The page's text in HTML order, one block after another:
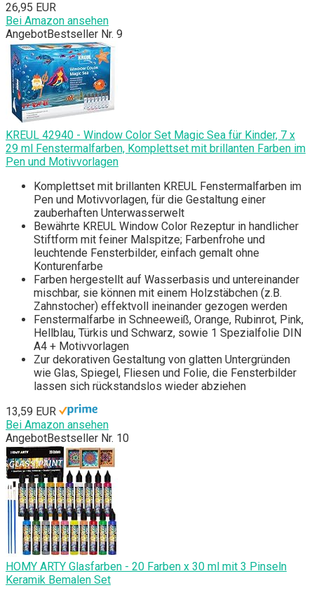
26,95 EUR
Bei Amazon ansehen
AngebotBestseller Nr. 9
KREUL 42940 - Window Color Set Magic Sea für Kinder, 7 x
29 ml Fenstermalfarben, Komplettset mit brillanten Farben im
Pen und Motivvorlagen
Komplettset mit brillanten KREUL Fenstermalfarben im
Pen und Motivvorlagen, für die Gestaltung einer
zauberhaften Unterwasserwelt
Bewährte KREUL Window Color Rezeptur in handlicher
Stiftform mit feiner Malspitze; Farbenfrohe und
leuchtende Fensterbilder, einfach gemalt ohne
Konturenfarbe
Farben hergestellt auf Wasserbasis und untereinander
mischbar, sie können mit einem Holzstäbchen (z.B.
Zahnstocher) effektvoll ineinander gezogen werden
Fenstermalfarbe in Schneeweiß, Orange, Rubinrot, Pink,
Hellblau, Türkis und Schwarz, sowie 1 Spezialfolie DIN
A4 + Motivvorlagen
Zur dekorativen Gestaltung von glatten Untergründen
wie Glas, Spiegel, Fliesen und Folie, die Fensterbilder
lassen sich rückstandslos wieder abziehen
13,59 EUR
Bei Amazon ansehen
AngebotBestseller Nr. 10
HOMY ARTY Glasfarben - 20 Farben x 30 ml mit 3 Pinseln
Keramik Bemalen Set